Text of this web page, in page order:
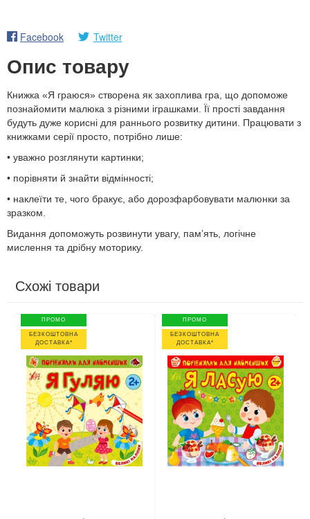
Facebook Twitter
Опис товару
Книжка «Я граюся» створена як захоплива гра, що допоможе
познайомити малюка з різними іграшками. Її прості завдання
будуть дуже корисні для раннього розвитку дитини. Працювати з
книжками серії просто, потрібно лише:
• уважно розглянути картинки;
• порівняти й знайти відмінності;
• наклеїти те, чого бракує, або дорозфарбовувати малюнки за
зразком.
Видання допоможуть розвинути увагу, пам’ять, логічне
мислення та дрібну моторику.
Схожі товари
ПРОМО
БЕЗКОШТОВНА
ДОСТАВКА*
ПРОМО
БЕЗКОШТОВНА
ДОСТАВКА*